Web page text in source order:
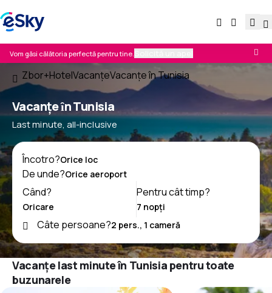
Vom găsi călătoria perfectă pentru tine.
Zbor+HotelVacanţeVacanţe în Tunisia
Vacanțe ȋn Tunisia
Last minute, all-inclusive
Încotro?
De unde?
Când?
Pentru cât timp?
Câte persoane?
Vacanțe last minute în Tunisia pentru toate
buzunarele